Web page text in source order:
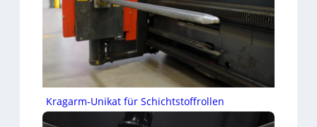
Kragarm-Unikat für Schichtstoffrollen